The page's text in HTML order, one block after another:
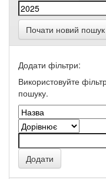
Почати новий пошук
Додати фільтри:
Використовуйте
пошуку.